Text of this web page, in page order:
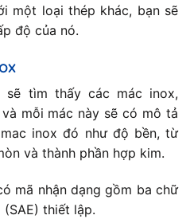
một loại thép khác, bạn sẽ
độ của nó.
sẽ tìm thấy các mác inox,
mỗi mác này sẽ có mô tả
inox đó như độ bền, từ
và thành phần hợp kim.
mã nhận dạng gồm ba chữ
thiết lập.